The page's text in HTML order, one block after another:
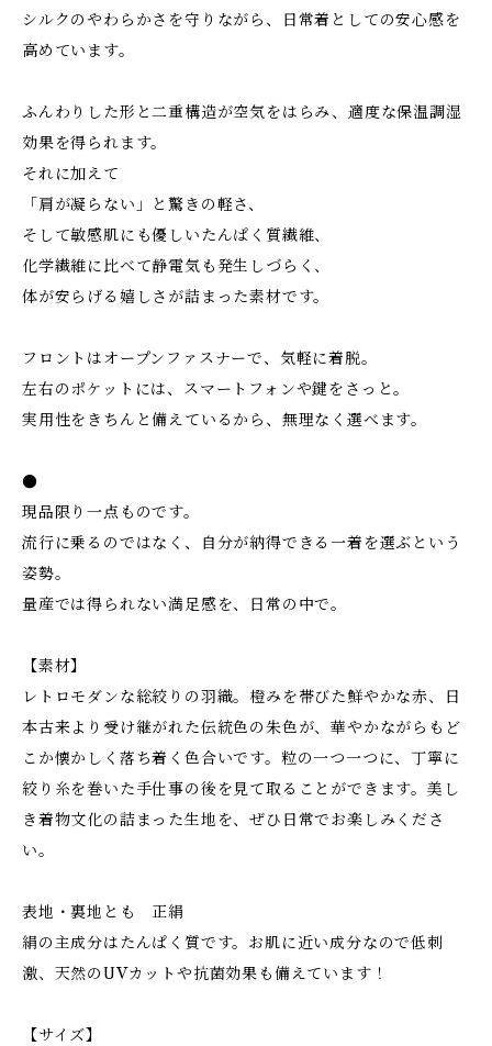
シルクのやわらかさを守りながら、日常着としての安心感を
高めています。
ふんわりした形と二重構造が空気をはらみ、適度な保温調湿
効果を得られます。
それに加えて
「肩が凝らない」と驚きの軽さ、
そして敏感肌にも優しいたんぱく質繊維、
化学繊維に比べて静電気も発生しづらく、
体が安らげる嬉しさが詰まった素材です。
フロントはオープンファスナーで、気軽に着脱。
左右のポケットには、スマートフォンや鍵をさっと。
実用性をきちんと備えているから、無理なく選べます。
●
現品限り一点ものです。
流行に乗るのではなく、自分が納得できる一着を選ぶという
姿勢。
量産では得られない満足感を、日常の中で。
【素材】
レトロモダンな総絞りの羽織。橙みを帯びた鮮やかな赤、日
本古来より受け継がれた伝統色の朱色が、華やかながらもど
こか懐かしく落ち着く色合いです。粒の一つ一つに、丁寧に
絞り糸を巻いた手仕事の後を見て取ることができます。美し
き着物文化の詰まった生地を、ぜひ日常でお楽しみくださ
い。
表地・裏地とも 正絹
絹の主成分はたんぱく質です。お肌に近い成分なので低刺
激、天然のUVカットや抗菌効果も備えています！
【サイズ】